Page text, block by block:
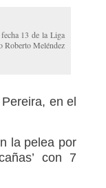
13 de la Liga
Roberto Meléndez
en el
la pelea por
con 7